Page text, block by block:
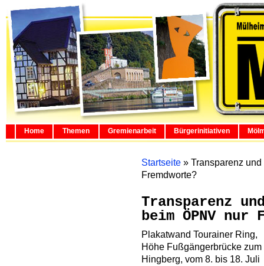
Home Themen Gremienarbeit Bürgerinitiativen
Startseite » Transparenz
Fremdworte?
Transparenz
beim ÖPNV nur
Plakatwand Tourainer Ring,
Höhe Fußgängerbrücke zum
Hingberg, vom 8. bis 18. Juli